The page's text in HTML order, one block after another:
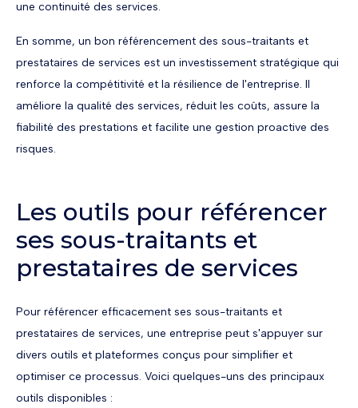
une continuité des services.
En somme, un bon référencement des sous-traitants et
prestataires de services est un investissement stratégique qui
renforce la compétitivité et la résilience de l'entreprise. Il
améliore la qualité des services, réduit les coûts, assure la
fiabilité des prestations et facilite une gestion proactive des
risques.
Les outils pour référencer
ses sous-traitants et
prestataires de services
Pour référencer efficacement ses sous-traitants et
prestataires de services, une entreprise peut s'appuyer sur
divers outils et plateformes conçus pour simplifier et
optimiser ce processus. Voici quelques-uns des principaux
outils disponibles :